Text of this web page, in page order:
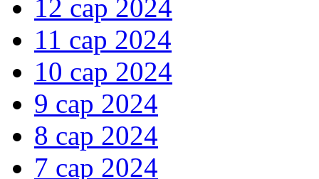
12 сар 2024
11 сар 2024
10 сар 2024
9 сар 2024
8 сар 2024
7 сар 2024